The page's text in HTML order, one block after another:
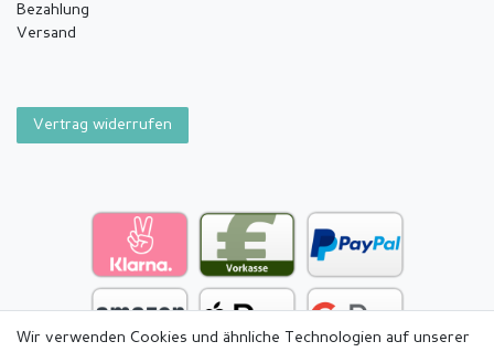
Bezahlung
Versand
Vertrag widerrufen
Wir verwenden Cookies und ähnliche Technologien auf unserer